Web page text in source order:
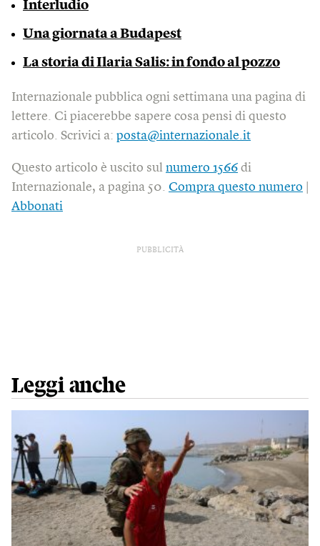
Interludio
Una giornata a Budapest
La storia di Ilaria Salis: in fondo al pozzo
Internazionale pubblica ogni settimana una pagina di
lettere. Ci piacerebbe sapere cosa pensi di questo
articolo. Scrivici a: posta@internazionale.it
Questo articolo è uscito sul numero 1566 di
Internazionale, a pagina 50. Compra questo numero
Abbonati
PUBBLICITÀ
Leggi anche